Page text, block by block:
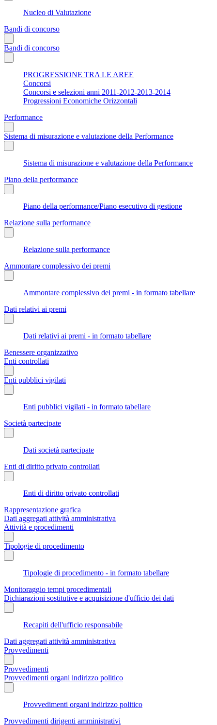
Nucleo di Valutazione
Bandi di concorso
Bandi di concorso
PROGRESSIONE TRA LE AREE
Concorsi
Concorsi e selezioni anni 2011-2012-2013-2014
Progressioni Economiche Orizzontali
Performance
Sistema di misurazione e valutazione della Performance
Sistema di misurazione e valutazione della Performance
Piano della performance
Piano della performance/Piano esecutivo di gestione
Relazione sulla performance
Relazione sulla performance
Ammontare complessivo dei premi
Ammontare complessivo dei premi - in formato tabellare
Dati relativi ai premi
Dati relativi ai premi - in formato tabellare
Benessere organizzativo
Enti controllati
Enti pubblici vigilati
Enti pubblici vigilati - in formato tabellare
Società partecipate
Dati società partecipate
Enti di diritto privato controllati
Enti di diritto privato controllati
Rappresentazione grafica
Dati aggregati attività amministrativa
Attività e procedimenti
Tipologie di procedimento
Tipologie di procedimento - in formato tabellare
Monitoraggio tempi procedimentali
Dichiarazioni sostitutive e acquisizione d'ufficio dei dati
Recapiti dell'ufficio responsabile
Dati aggregati attività amministrativa
Provvedimenti
Provvedimenti
Provvedimenti organi indirizzo politico
Provvedimenti organi indirizzo politico
Provvedimenti dirigenti amministrativi